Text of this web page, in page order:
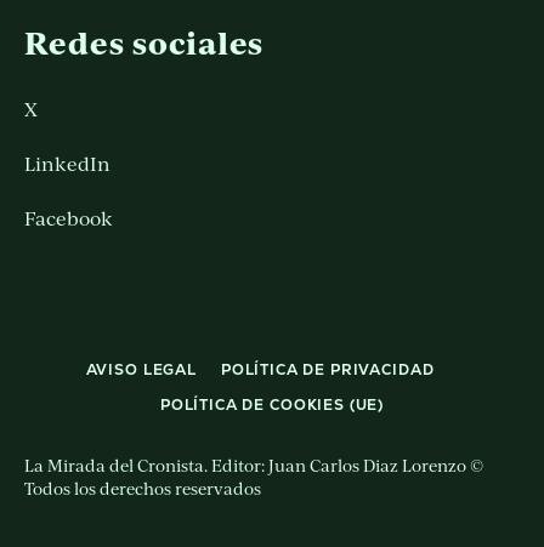
Redes sociales
X
LinkedIn
Facebook
AVISO LEGAL
POLÍTICA DE PRIVACIDAD
POLÍTICA DE COOKIES (UE)
La Mirada del Cronista. Editor: Juan Carlos Diaz Lorenzo ©
Todos los derechos reservados